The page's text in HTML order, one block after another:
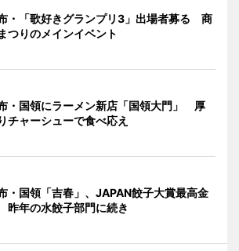
・「歌好きグランプリ3」出場者募る 商
つりのメインイベント
・国領にラーメン新店「国領大門」 厚
チャーシューで食べ応え
・国領「吉春」、JAPAN餃子大賞最高金
年の水餃子部門に続き